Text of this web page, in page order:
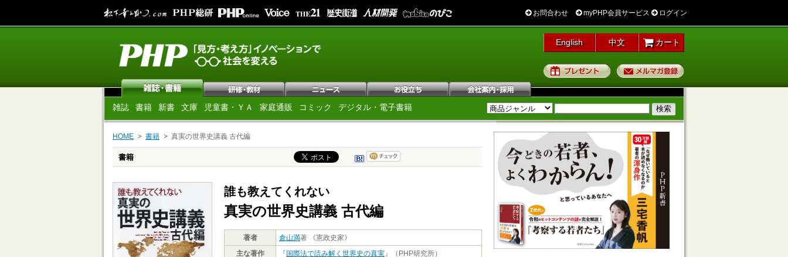
お問合わせ myPHP会員サービス ログイン
English 中文 カート
プレゼント
雑誌 書籍 新書 文庫 児童書・ＹＡ 家庭通販 コミック デジタル・電子書籍
HOME 書籍 真実の世界史講義 古代編
書籍
誰も教えてくれない
真実の世界史講義 古代編
著者 倉山満著 《憲政史家》
主な著作
『 国際法で読み解く世界史の真実』（PHP研究所）